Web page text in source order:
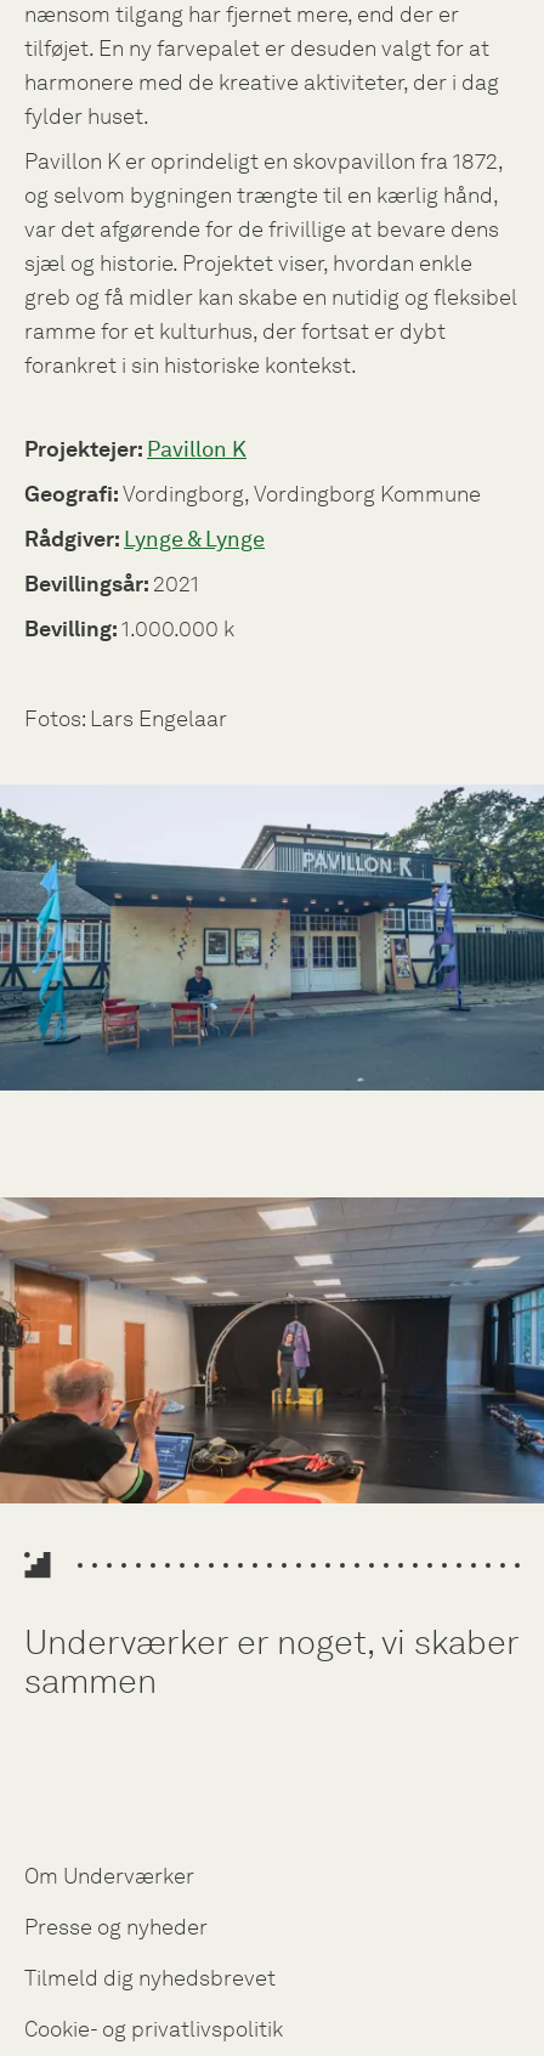
nænsom tilgang har fjernet mere, end der er
tilføjet. En ny farvepalet er desuden valgt for at
harmonere med de kreative aktiviteter, der i dag
fylder huset.
Pavillon K er oprindeligt en skovpavillon fra 1872,
og selvom bygningen trængte til en kærlig hånd,
var det afgørende for de frivillige at bevare dens
sjæl og historie. Projektet viser, hvordan enkle
greb og få midler kan skabe en nutidig og fleksibel
ramme for et kulturhus, der fortsat er dybt
forankret i sin historiske kontekst.
Projektejer: Pavillon K
Geografi:Vordingborg, Vordingborg Kommune
Rådgiver: Lynge & Lynge
Bevillingsår: 2021
Bevilling:1.000.000 k
Fotos: Lars Engelaar
Underværker er noget, vi skaber
sammen
Om Underværker
Presse og nyheder
Tilmeld dig nyhedsbrevet
Cookie- og privatlivspolitik